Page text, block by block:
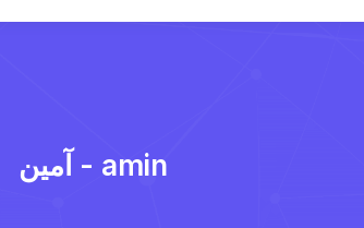
آمین - amin